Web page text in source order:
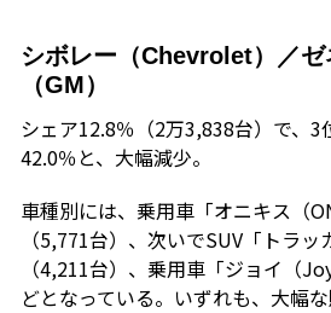
シボレー（Chevrolet）／
（GM）
シェア12.8％（2万3,838台）で、3
42.0％と、大幅減少。
車種別には、乗用車「オニキス（
（5,771台）、次いでSUV「トラッ
（4,211台）、乗用車「ジョイ（
どとなっている。いずれも、大幅な